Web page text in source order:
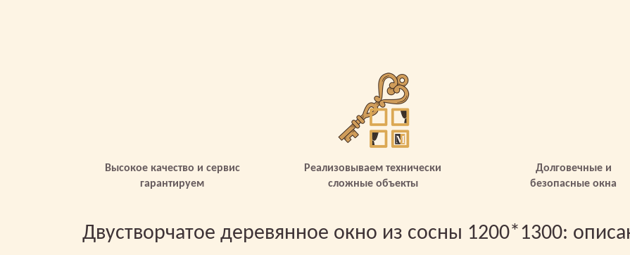
Высокое качество и сервис
гарантируем
Реализовываем технически
сложные объекты
Долговечные и
безопасные окна
Двустворчатое деревянное окно из сосны 1200*1300: